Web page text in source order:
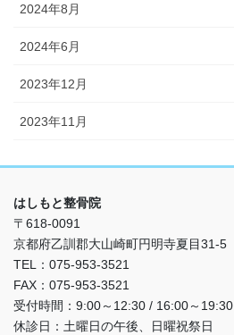
2024年8月
2024年6月
2023年12月
2023年11月
はしもと整骨院
〒618-0091
京都府乙訓郡大山崎町円明寺夏目31-5
TEL：075-953-3521
FAX：075-953-3521
受付時間：9:00～12:30 / 16:00～19:30
休診日：土曜日の午後、日曜祝祭日